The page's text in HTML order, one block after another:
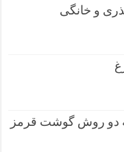
و خانگی
دو روش گوشت قرمز